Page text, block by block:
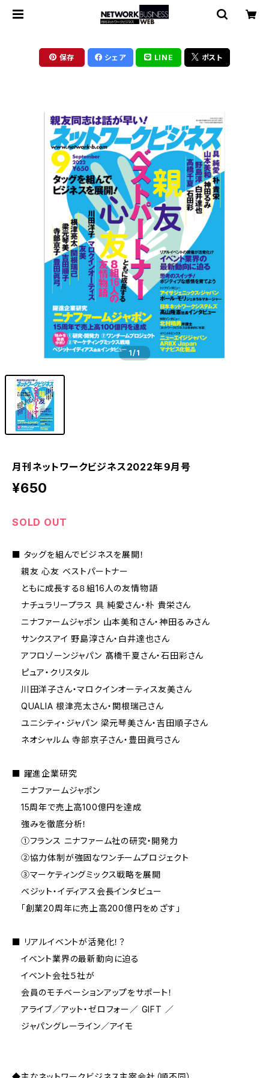
保存 シェア LINE ポスト
1/1
月刊ネットワークビジネス2022年９月号
¥650
SOLD OUT
■ タッグを組んでビジネスを展開！
親友 心友 ベストパートナー
ともに成長する８組16人の友情物語
ナチュラリープラス 具 純愛さん・朴 貴栄さん
ニナファームジャポン 山本美和さん・神田るみさん
サンクスアイ 野島淳さん・白井達也さん
アフロゾーンジャパン 髙橋千夏さん・石田彩さん
ピュア・クリスタル
川田洋子さん・マロクインオーティス友美さん
QUALIA 根津亮太さん・関根瑞己さん
ユニシティ・ジャパン 梁元琴美さん・吉田順子さん
ネオシャルム 寺部京子さん・豊田眞弓さん
■ 躍進企業研究
ニナファームジャポン
15周年で売上高100億円を達成
強みを徹底分析！
①フランス ニナファーム社の研究・開発力
②協力体制が強固なワンチームプロジェクト
③マーケティングミックス戦略を展開
ベジット・イディアス会長インタビュー
「創業20周年に売上高200億円をめざす」
■ リアルイベントが活発化！？
イベント業界の最新動向に迫る
イベント会社５社が
会員のモチベーションアップをサポート！
アライブ／アット・ゼロフォー／ GIFT ／
ジャパングレーライン／アイモ